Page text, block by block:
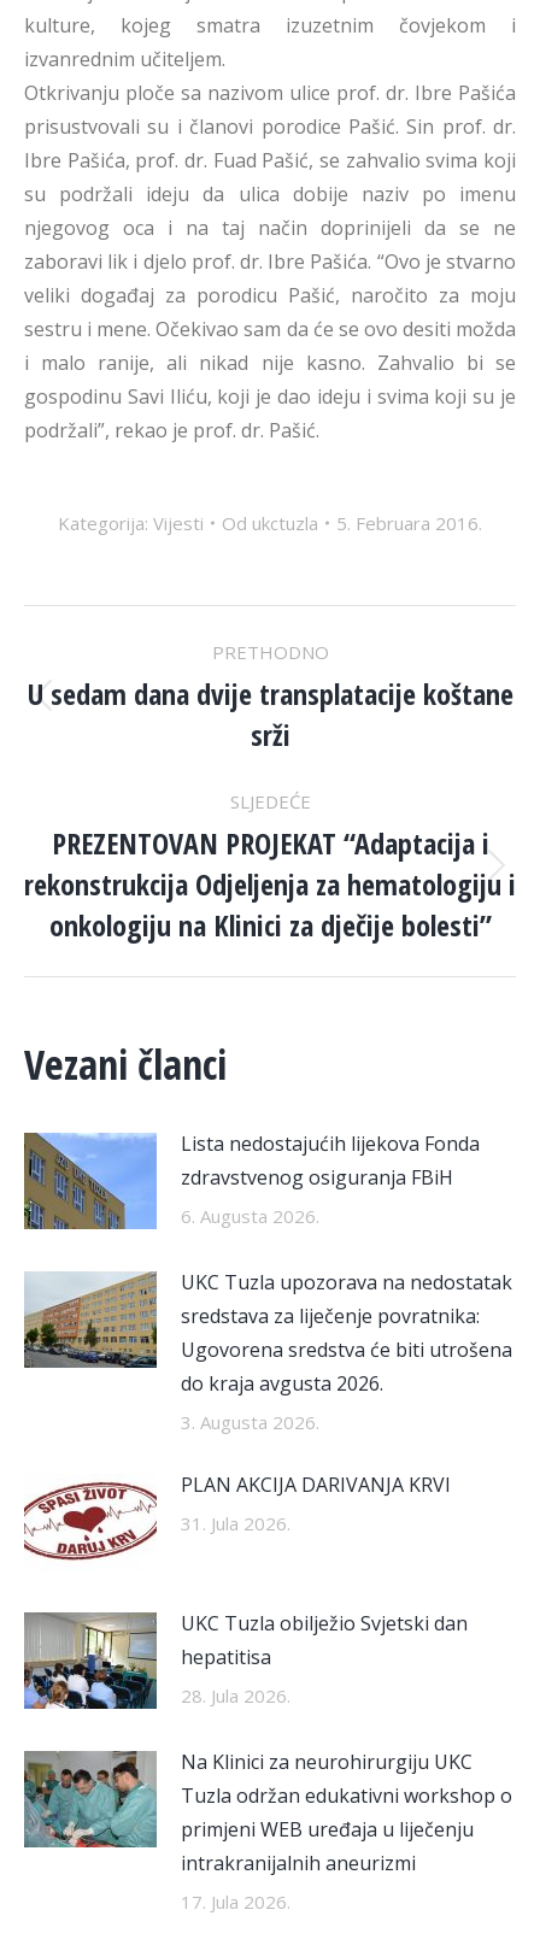
kulture, kojeg smatra izuzetnim čovjekom i
izvanrednim učiteljem.
Otkrivanju ploče sa nazivom ulice prof. dr. Ibre Pašića
prisustvovali su i članovi porodice Pašić. Sin prof. dr.
Ibre Pašića, prof. dr. Fuad Pašić, se zahvalio svima koji
su podržali ideju da ulica dobije naziv po imenu
njegovog oca i na taj način doprinijeli da se ne
zaboravi lik i djelo prof. dr. Ibre Pašića. “Ovo je stvarno
veliki događaj za porodicu Pašić, naročito za moju
sestru i mene. Očekivao sam da će se ovo desiti možda
i malo ranije, ali nikad nije kasno. Zahvalio bi se
gospodinu Savi Iliću, koji je dao ideju i svima koji su je
podržali”, rekao je prof. dr. Pašić.
Kategorija: Vijesti Od ukctuzla 5. Februara 2016.
NAVIGATION
PRETHODNO
Previous
post:
U sedam dana dvije transplatacije koštane
srži
SLJEDEĆE
Next
post:
PREZENTOVAN PROJEKAT “Adaptacija i
rekonstrukcija Odjeljenja za hematologiju i
onkologiju na Klinici za dječije bolesti”
Vezani članci
Lista nedostajućih lijekova Fonda
zdravstvenog osiguranja FBiH
6. Augusta 2026.
UKC Tuzla upozorava na nedostatak
sredstava za liječenje povratnika:
Ugovorena sredstva će biti utrošena
do kraja avgusta 2026.
3. Augusta 2026.
PLAN AKCIJA DARIVANJA KRVI
31. Jula 2026.
UKC Tuzla obilježio Svjetski dan
hepatitisa
28. Jula 2026.
Na Klinici za neurohirurgiju UKC
Tuzla održan edukativni workshop o
primjeni WEB uređaja u liječenju
intrakranijalnih aneurizmi
17. Jula 2026.